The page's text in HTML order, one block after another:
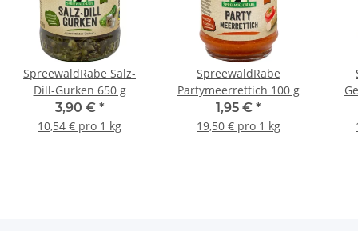
SpreewaldRabe Salz-
Dill-Gurken 650 g
3,90 € *
10,54 € pro 1 kg
SpreewaldRabe
Partymeerrettich 100 g
1,95 € *
19,50 € pro 1 kg